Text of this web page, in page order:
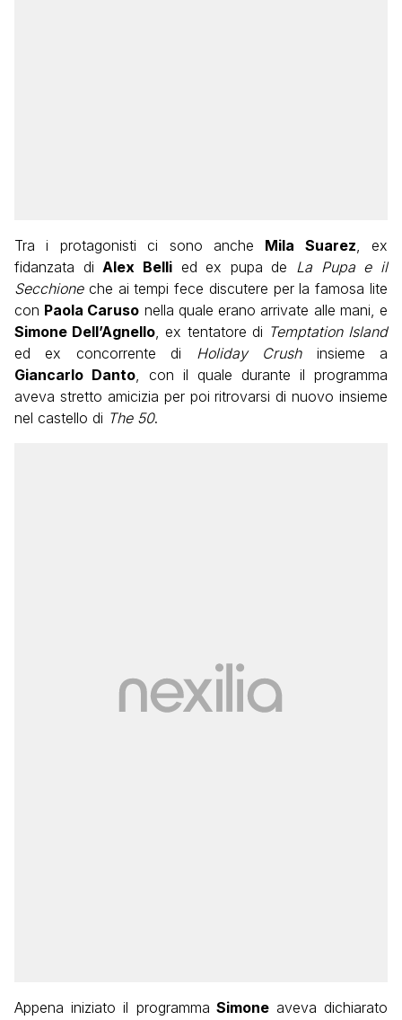
Tra i protagonisti ci sono anche Mila Suarez , ex
fidanzata di Alex Bellied ex pupa de La Pupa e il
Secchione che ai tempi fece discutere per la famosa lite
con Paola Caruso nella quale erano arrivate alle mani, e
Simone Dell’Agnello , ex tentatore di Temptation Island
ed ex concorrente di
Holiday Crush insieme a
Giancarlo Danto , con il quale durante il programma
aveva stretto amicizia per poi ritrovarsi di nuovo insieme
nel castello di The 50.
Appena iniziato il programma Simoneaveva dichiarato